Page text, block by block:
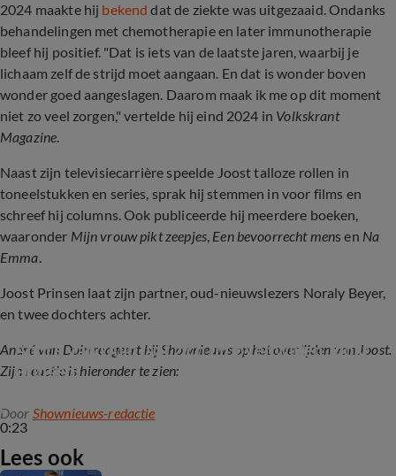
2024 maakte hij bekenddat de ziekte was uitgezaaid. Ondanks
behandelingen met chemotherapie en later immunotherapie
bleef hij positief. "Dat is iets van de laatste jaren, waarbij je
lichaam zelf de strijd moet aangaan. En dat is wonder boven
wonder goed aangeslagen. Daarom maak ik me op dit moment
niet zo veel zorgen," vertelde hij eind 2024 in Volkskrant
Magazine.
Naast zijn televisiecarrière speelde Joost talloze rollen in
toneelstukken en series, sprak hij stemmen in voor films en
schreef hij columns. Ook publiceerde hij meerdere boeken,
waaronder Mijn vrouw pikt zeepjes, Een bevoorrecht mens en Na
Emma.
Joost Prinsen laat zijn partner, oud-nieuwslezers Noraly Beyer,
en twee dochters achter.
André van Duin reageert bij Shownieuws op het overlijden van Joost.
Zijn reactie is hieronder te zien:
0:23
André van Duin laat zich uit over wijlen Joost
Prinsen
Door Shownieuws-redactie
Lees ook